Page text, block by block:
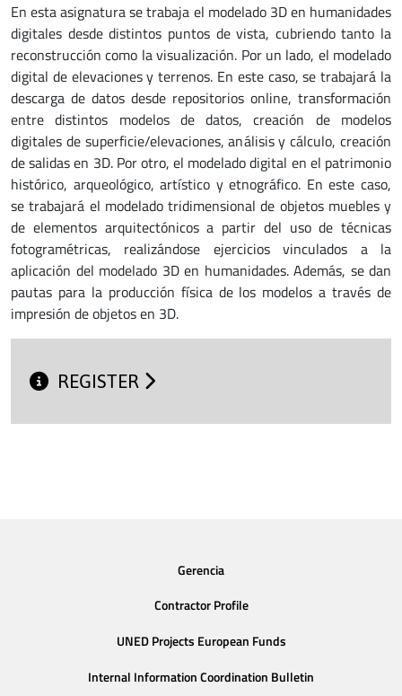
En esta asignatura se trabaja el modelado 3D en humanidades
digitales desde distintos puntos de vista, cubriendo tanto la
reconstrucción como la visualización. Por un lado, el modelado
digital de elevaciones y terrenos. En este caso, se trabajará la
descarga de datos desde repositorios online, transformación
entre distintos modelos de datos, creación de modelos
digitales de superficie/elevaciones, análisis y cálculo, creación
de salidas en 3D. Por otro, el modelado digital en el patrimonio
histórico, arqueológico, artístico y etnográfico. En este caso,
se trabajará el modelado tridimensional de objetos muebles y
de elementos arquitectónicos a partir del uso de técnicas
fotogramétricas, realizándose ejercicios vinculados a la
aplicación del modelado 3D en humanidades. Además, se dan
pautas para la producción física de los modelos a través de
impresión de objetos en 3D.
REGISTER
Gerencia
Contractor Profile
UNED Projects European Funds
Internal Information Coordination Bulletin